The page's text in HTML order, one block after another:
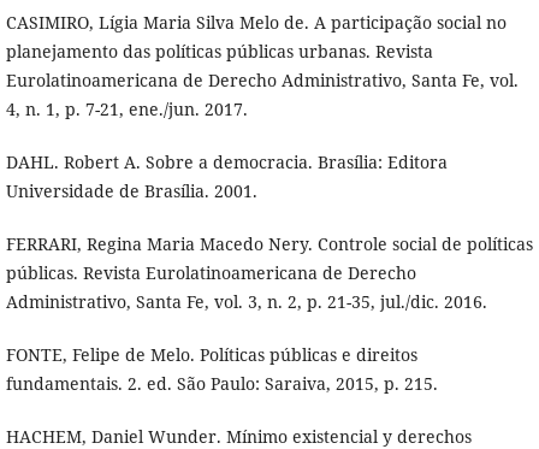
CASIMIRO, Lígia Maria Silva Melo de. A participação social no
planejamento das políticas públicas urbanas. Revista
Eurolatinoamericana de Derecho Administrativo, Santa Fe, vol.
4, n. 1, p. 7-21, ene./jun. 2017.
DAHL. Robert A. Sobre a democracia. Brasília: Editora
Universidade de Brasília. 2001.
FERRARI, Regina Maria Macedo Nery. Controle social de políticas
públicas. Revista Eurolatinoamericana de Derecho
Administrativo, Santa Fe, vol. 3, n. 2, p. 21-35, jul./dic. 2016.
FONTE, Felipe de Melo. Políticas públicas e direitos
fundamentais. 2. ed. São Paulo: Saraiva, 2015, p. 215.
HACHEM, Daniel Wunder. Mínimo existencial y derechos